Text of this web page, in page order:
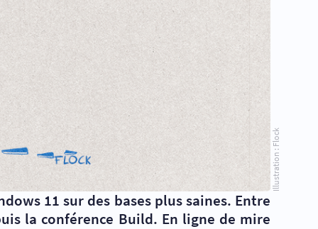
Illustration : Flock
11 sur des bases plus saines. Entre
la conférence Build. En ligne de mire